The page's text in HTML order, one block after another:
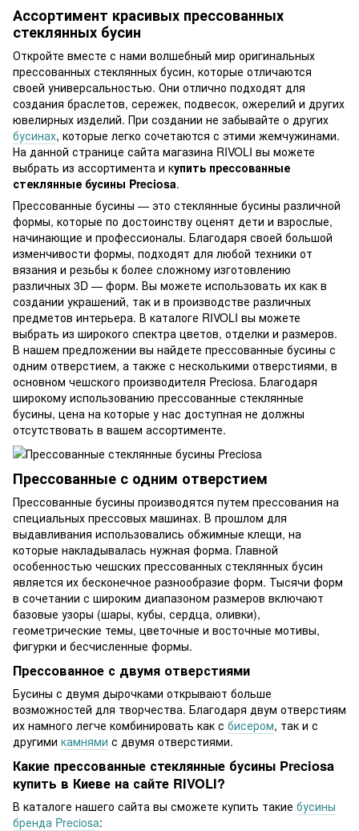
Ассортимент красивых прессованных
стеклянных бусин
Откройте вместе с нами волшебный мир оригинальных
прессованных стеклянных бусин, которые отличаются
своей универсальностью. Они отлично подходят для
создания браслетов, сережек, подвесок, ожерелий и других
ювелирных изделий. При создании не забывайте о других
бусинах, которые легко сочетаются с этими жемчужинами.
На данной странице сайта магазина RIVOLI вы можете
выбрать из ассортимента и купить прессованные
стеклянные бусины Preciosa.
Прессованные бусины — это стеклянные бусины различной
формы, которые по достоинству оценят дети и взрослые,
начинающие и профессионалы. Благодаря своей большой
изменчивости формы, подходят для любой техники от
вязания и резьбы к более сложному изготовлению
различных 3D — форм. Вы можете использовать их как в
создании украшений, так и в производстве различных
предметов интерьера. В каталоге RIVOLI вы можете
выбрать из широкого спектра цветов, отделки и размеров.
В нашем предложении вы найдете прессованные бусины с
одним отверстием, а также с несколькими отверстиями, в
основном чешского производителя Preciosa. Благодаря
широкому использованию прессованные стеклянные
бусины, цена на которые у нас доступная не должны
отсутствовать в вашем ассортименте.
Прессованные с одним отверстием
Прессованные бусины производятся путем прессования на
специальных прессовых машинах. В прошлом для
выдавливания использовались обжимные клещи, на
которые накладывалась нужная форма. Главной
особенностью чешских прессованных стеклянных бусин
является их бесконечное разнообразие форм. Тысячи форм
в сочетании с широким диапазоном размеров включают
базовые узоры (шары, кубы, сердца, оливки),
геометрические темы, цветочные и восточные мотивы,
фигурки и бесчисленные формы.
Прессованное с двумя отверстиями
Бусины с двумя дырочками открывают больше
возможностей для творчества. Благодаря двум отверстиям
их намного легче комбинировать как с бисером, так и с
другими камнями с двумя отверстиями.
Какие прессованные стеклянные бусины Preciosa
купить в Киеве на сайте RIVOLI?
В каталоге нашего сайта вы сможете купить такие бусины
бренда Preciosa: